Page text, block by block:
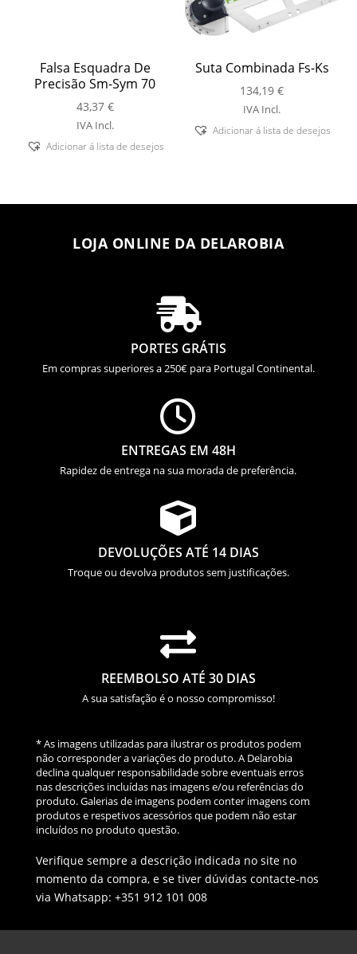
Falsa Esquadra De
Precisão Sm-Sym 70
43,37 €
IVA Incl.
Adicionar á lista de desejos
Suta Combinada Fs-Ks
134,19€
IVA Incl.
Adicionar á lista de desejos
LOJA ONLINE DA DELAROBIA

PORTES GRÁTIS
Em compras superiores a 250€ para Portugal Continental.

ENTREGAS EM 48H
Rapidez de entrega na sua morada de preferência.

DEVOLUÇÕES ATÉ 14 DIAS
Troque ou devolva produtos sem justificações.

REEMBOLSO ATÉ 30 DIAS
A sua satisfação é o nosso compromisso!
* As imagens utilizadas para ilustrar os produtos podem
não corresponder a variações do produto. A Delarobia
declina qualquer responsabilidade sobre eventuais erros
nas descrições incluídas nas imagens e/ou referências do
produto. Galerias de imagens podem conter imagens com
produtos e respetivos acessórios que podem não estar
incluídos no produto questão.
Verifique sempre a descrição indicada no site no
momento da compra, e se tiver dúvidas contacte-nos
via Whatsapp: +351 912 101 008